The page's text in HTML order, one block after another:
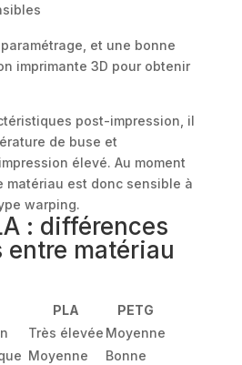
et une bonne
imprimante 3D pour obtenir
post-impression, il
de buse et
élevé. Au moment
matériau est donc sensible à
warping.
: différences
matériau
PLA
PETG
Très élevée Moyenne
Moyenne
Bonne